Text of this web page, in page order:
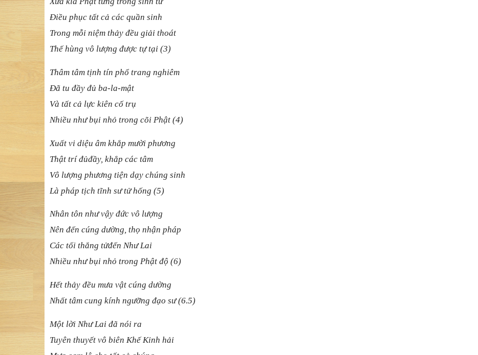
Điều phục tất cả các quần sinh
Trong mỗi niệm thảy đều giải thoát
Thếhùng vô lượng được tựtại (3)
Thâm tâm tịnh tín phổ trang nghiêm
Đã tu đầy đủ ba-la-mật
Và tất cả lực kiên cốtrụ
Nhiều như bụi nhỏ trong cõi Phật (4)
Xuất vi diệu âm khắp mười phương
Thật tríđủđầy, khắp các tâm
Vô lượng phương tiện dạy chúng sinh
Là pháp tịch tĩnh sư tửhống (5)
Nhân tôn như vậy đức vô lượng
Nên đến cúng dường, thọ nhận pháp
Các tối thắng tửđến Như Lai
Nhiều như bụi nhỏ trong Phật độ (6)
Hết thảy đều mưa vật cúng dường
Nhất tâm cung kính ngưỡng đạo sư (6.5)
Một lời Như Lai đã nói ra
Tuyên thuyết vô biên KhếKinh hải